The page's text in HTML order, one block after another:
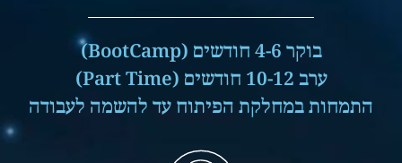
בוקר 4-6 חודשים (BootCamp)
ערב 10-12 חודשים (Part Time)
התמחות במחלקת הפיתוח עד להשמה לעבודה